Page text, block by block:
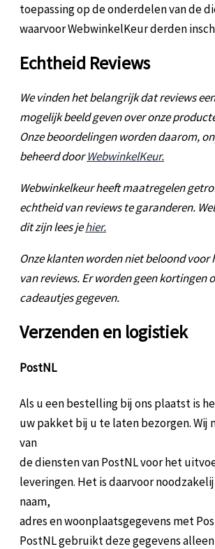
toepassing op de onderdelen van de
waarvoor WebwinkelKeur derden
Echtheid Reviews
We vinden het belangrijk dat reviews
mogelijk beeld geven over onze
Onze beoordelingen worden daarom,
beheerd doorWebwinkelKeur.
Webwinkelkeur heeft maatregelen
echtheid van reviews te garanderen.
dit zijn lees jehier.
Onze klanten worden niet beloond voor
van reviews. Er worden geen kortingen
cadeautjes gegeven.
Verzenden en logistiek
PostNL
Als u een bestelling bij ons plaatst is
uw pakket bij u te laten bezorgen. Wij
van
de diensten van PostNL voor het
leveringen. Het is daarvoor
naam,
adres en woonplaatsgegevens met
PostNL gebruikt deze gegevens